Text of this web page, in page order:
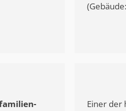
Einer der